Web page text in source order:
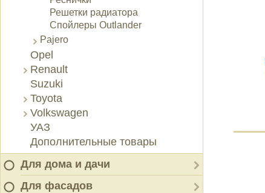
Решетки радиатора
Спойлеры Outlander
Pajero
Opel
Renault
Suzuki
Toyota
Volkswagen
УАЗ
Дополнительные товары
Для дома и дачи
Для фасадов